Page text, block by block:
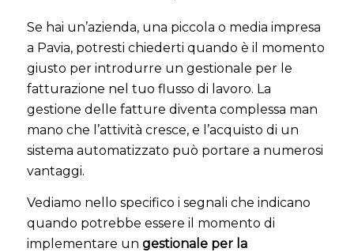
Se hai un’azienda, una piccola o media impresa
a Pavia, potresti chiederti quando è il momento
giusto per introdurre un gestionale per le
fatturazione nel tuo flusso di lavoro. La
gestione delle fatture diventa complessa man
mano che l’attività cresce, e l’acquisto di un
sistema automatizzato può portare a numerosi
vantaggi.
Vediamo nello specifico i segnali che indicano
quando potrebbe essere il momento di
implementare un gestionale per la